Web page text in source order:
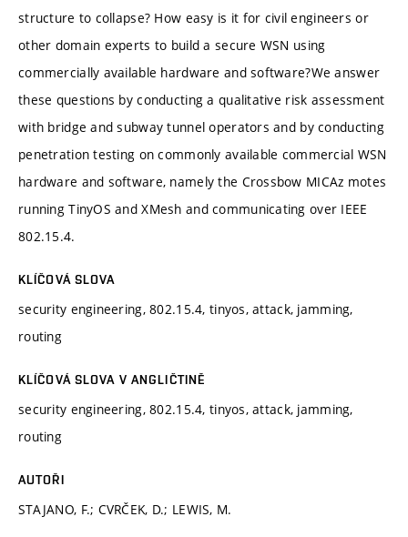
structure to collapse? How easy is it for civil engineers or
other domain experts to build a secure WSN using
commercially available hardware and software?We answer
these questions by conducting a qualitative risk assessment
with bridge and subway tunnel operators and by conducting
penetration testing on commonly available commercial WSN
hardware and software, namely the Crossbow MICAz motes
running TinyOS and XMesh and communicating over IEEE
802.15.4.
KLÍČOVÁ SLOVA
security engineering, 802.15.4, tinyos, attack, jamming,
routing
KLÍČOVÁ SLOVA V ANGLIČTINĚ
security engineering, 802.15.4, tinyos, attack, jamming,
routing
AUTOŘI
STAJANO, F.; CVRČEK, D.; LEWIS, M.